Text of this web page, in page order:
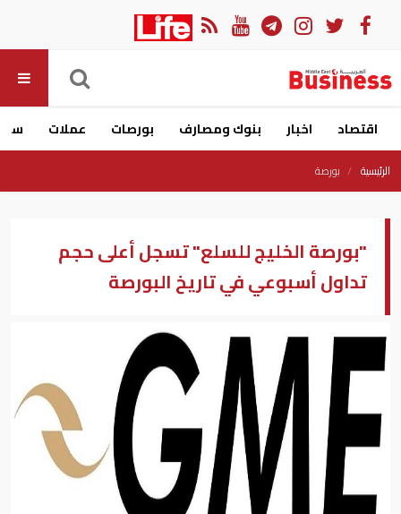
اقتصاد اخبار بنوك ومصارف بورصات عملات
الرئيسية بورصة
"بورصة الخليج للسلع" تسجل أعلى حجم
تداول أسبوعي في تاريخ البورصة